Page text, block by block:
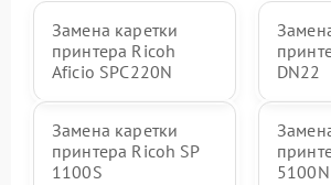
Замена каретки
принтера Ricoh
Aficio SPC220N
DN22
Замена каретки
принтера Ricoh SP
1100S
5100N